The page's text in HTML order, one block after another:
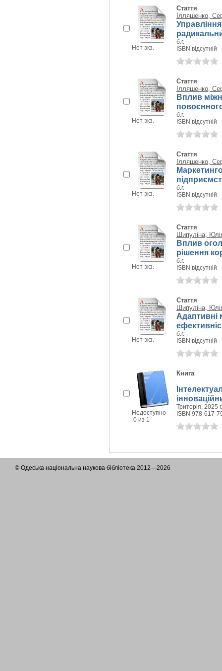
Нет экз.
Стаття
Ілляшенко,
б.г.
ISBN відсутній
Нет экз.
Стаття
Ілляшенко,
Вплив
б.г.
ISBN відсутній
Нет экз.
Стаття
Ілляшенко,
б.г.
ISBN відсутній
Нет экз.
Стаття
Шипуліна,
Вплив
рішення
б.г.
ISBN відсутній
Нет экз.
Стаття
Шипуліна,
Адаптивні
б.г.
ISBN відсутній
Недоступно
0 из 1
Книга
Триторія, 2025 г.
ISBN 978-617-
© Одеська національна наукова бібліотека 2012—2026